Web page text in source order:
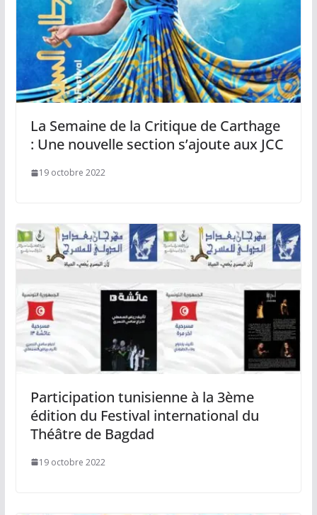
La Semaine de la Critique de Carthage
: Une nouvelle section s’ajoute aux JCC
19 octobre 2022
Participation tunisienne à la 3ème
édition du Festival international du
Théâtre de Bagdad
19 octobre 2022